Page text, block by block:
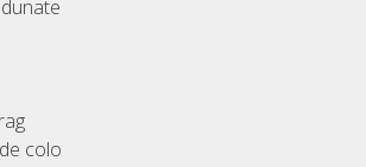
colo